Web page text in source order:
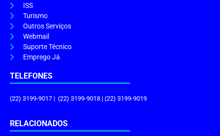
ISS
Turismo
Outros Serviços
Webmail
Suporte Técnico
Emprego Já
TELEFONES
(22) 3199-9017 | (22) 3199-9018 | (22) 3199-9019
RELACIONADOS